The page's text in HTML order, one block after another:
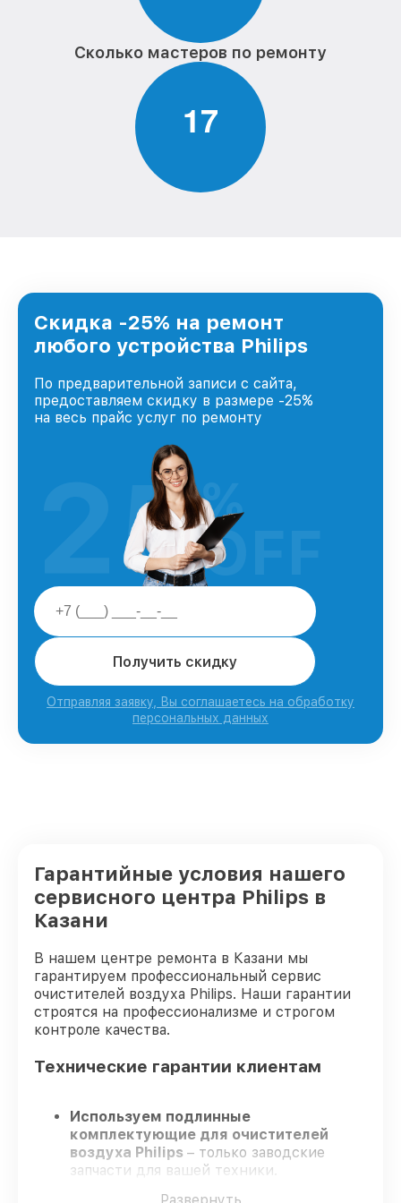
Сколько мастеров по ремонту
17
Скидка -25% на ремонт
любого устройства Philips
По предварительной записи с сайта,
предоставляем скидку в размере -25%
на весь прайс услуг по ремонту
Получить скидку
Отправляя заявку, Вы соглашаетесь на обработку
персональных данных
25%
OFF
Гарантийные условия нашего
сервисного центра Philips в
Казани
В нашем центре ремонта в Казани мы
гарантируем профессиональный сервис
очистителей воздуха Philips. Наши гарантии
строятся на профессионализме и строгом
контроле качества.
Технические гарантии клиентам
Используем подлинные
комплектующие для очистителей
воздуха Philips – только заводские
запчасти для вашей техники.